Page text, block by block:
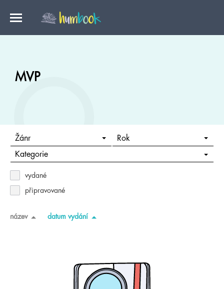
MVP
Žánr Rok
Kategorie
vydané
připravované
název datum vydání